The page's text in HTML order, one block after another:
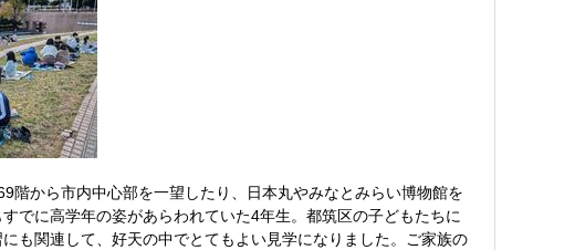
から市内中心部を一望したり、日本丸やみなとみらい博物館を
でに高学年の姿があらわれていた4年生。都筑区の子どもたちに
も関連して、好天の中でとてもよい見学になりました。ご家族の